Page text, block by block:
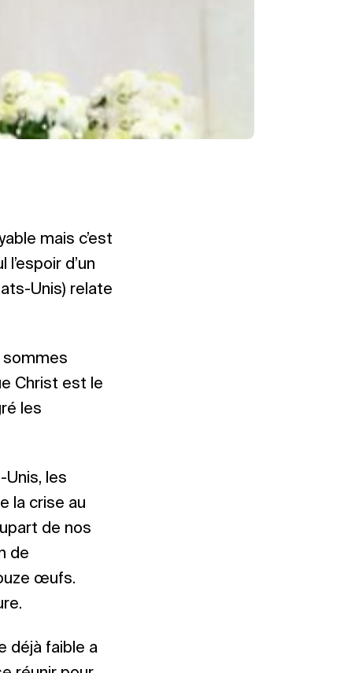
mais c’est
d’un
Unis) relate
sommes
Christ est le
les
les
la crise au
de nos
de
œufs.
déjà faible a